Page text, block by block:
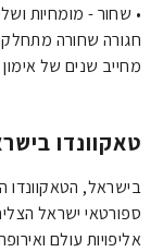
• שחור - מומחיות
מחייב שנים של אימון
טאקוונדו
בישראל, הטאקוונדו
ספורטאי ישראל
אליפויות עולם